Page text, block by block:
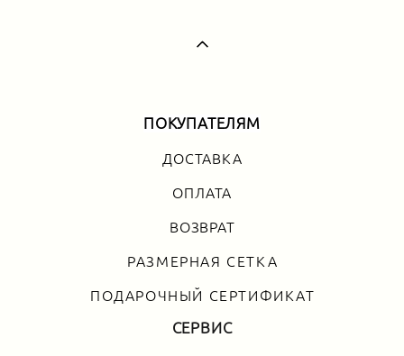
ПОКУПАТЕЛЯМ
ДОСТАВКА
ОПЛАТА
ВОЗВРАТ
РАЗМЕРНАЯ СЕТКА
ПОДАРОЧНЫЙ СЕРТИФИКАТ
СЕРВИС